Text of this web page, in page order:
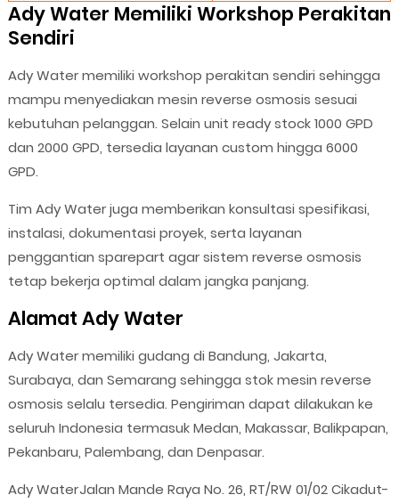
Ady Water Memiliki Workshop Perakitan
Sendiri
Ady Water memiliki workshop perakitan sendiri sehingga
mampu menyediakan mesin reverse osmosis sesuai
kebutuhan pelanggan. Selain unit ready stock 1000 GPD
dan 2000 GPD, tersedia layanan custom hingga 6000
GPD.
Tim Ady Water juga memberikan konsultasi spesifikasi,
instalasi, dokumentasi proyek, serta layanan
penggantian sparepart agar sistem reverse osmosis
tetap bekerja optimal dalam jangka panjang.
Alamat Ady Water
Ady Water memiliki gudang di Bandung, Jakarta,
Surabaya, dan Semarang sehingga stok mesin reverse
osmosis selalu tersedia. Pengiriman dapat dilakukan ke
seluruh Indonesia termasuk Medan, Makassar, Balikpapan,
Pekanbaru, Palembang, dan Denpasar.
Ady WaterJalan Mande Raya No. 26, RT/RW 01/02 Cikadut-